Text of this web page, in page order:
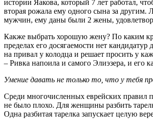
истории Яакова, который 7 лет работал,
вторая рожала ему одного сына за
мужчин, ему даны были 2 жены,
Какже выбрать хорошую жену? По каким
пределах его досягаемости нет
на привал у колодца и решает просить у
– Ривка напоила и самого Элиэзера, и его
Умение давать не только то, что у тебя
Среди многочисленных еврейских правил
не было плохо. Для женщины разбить
Одна разбитая тарелка запускает целую